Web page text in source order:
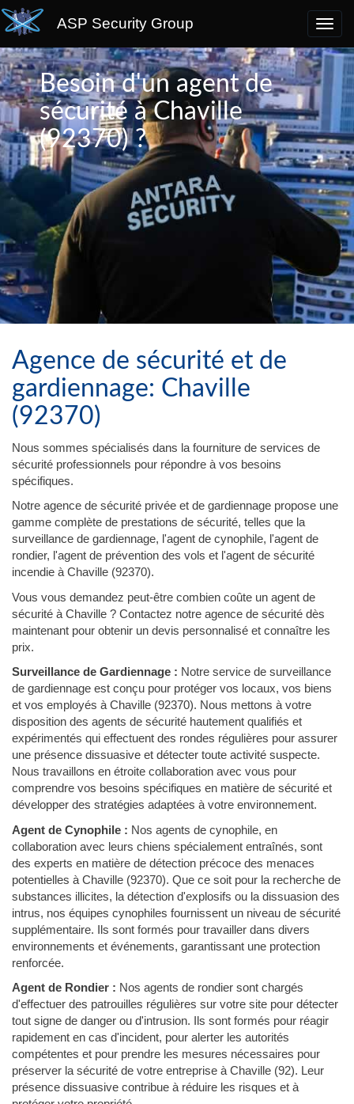
ASP Security Group
Besoin d'un agent de
sécurité à Chaville
(92370) ?
Agence de sécurité et de
gardiennage: Chaville
(92370)
Nous sommes spécialisés dans la fourniture de services de
sécurité professionnels pour répondre à vos besoins
spécifiques.
Notre agence de sécurité privée et de gardiennage propose une
gamme complète de prestations de sécurité, telles que la
surveillance de gardiennage, l'agent de cynophile, l'agent de
rondier, l'agent de prévention des vols et l'agent de sécurité
incendie à Chaville (92370).
Vous vous demandez peut-être combien coûte un agent de
sécurité à Chaville ? Contactez notre agence de sécurité dès
maintenant pour obtenir un devis personnalisé et connaître les
prix.
Surveillance de Gardiennage : Notre service de surveillance
de gardiennage est conçu pour protéger vos locaux, vos biens
et vos employés à Chaville (92370). Nous mettons à votre
disposition des agents de sécurité hautement qualifiés et
expérimentés qui effectuent des rondes régulières pour assurer
une présence dissuasive et détecter toute activité suspecte.
Nous travaillons en étroite collaboration avec vous pour
comprendre vos besoins spécifiques en matière de sécurité et
développer des stratégies adaptées à votre environnement.
Agent de Cynophile : Nos agents de cynophile, en
collaboration avec leurs chiens spécialement entraînés, sont
des experts en matière de détection précoce des menaces
potentielles à Chaville (92370). Que ce soit pour la recherche de
substances illicites, la détection d'explosifs ou la dissuasion des
intrus, nos équipes cynophiles fournissent un niveau de sécurité
supplémentaire. Ils sont formés pour travailler dans divers
environnements et événements, garantissant une protection
renforcée.
Agent de Rondier : Nos agents de rondier sont chargés
d'effectuer des patrouilles régulières sur votre site pour détecter
tout signe de danger ou d'intrusion. Ils sont formés pour réagir
rapidement en cas d'incident, pour alerter les autorités
compétentes et pour prendre les mesures nécessaires pour
préserver la sécurité de votre entreprise à Chaville (92). Leur
présence dissuasive contribue à réduire les risques et à